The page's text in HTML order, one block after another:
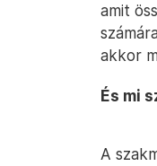
amit
akkor
És mi
A